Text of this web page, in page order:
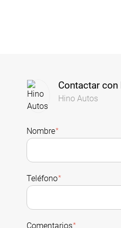
Contactar con
Hino Autos
Nombre*
Teléfono*
Comentarios*